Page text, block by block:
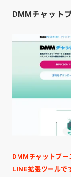
DMMチャット
DMMチャットブー
LINE拡張ツールで